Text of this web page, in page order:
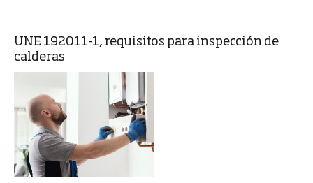
UNE 192011-1, requisitos para inspección de
calderas